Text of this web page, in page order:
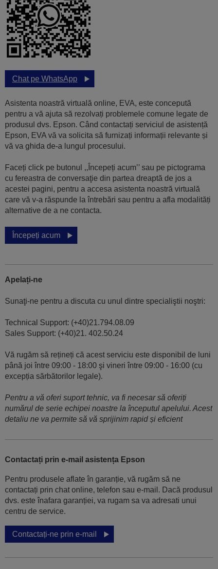
Chat pe WhatsApp
Asistenta noastră virtuală online, EVA, este concepută
pentru a vă ajuta să rezolvați problemele comune legate de
produsul dvs. Epson. Când contactați serviciul de asistență
Epson, EVA vă va solicita să furnizați informații relevante și
vă va ghida de-a lungul procesului.
Faceți click pe butonul ,,Începeți acum’’ sau pe pictograma
cu fereastra de conversaţie din partea dreaptă de jos a
acestei pagini, pentru a accesa asistenta noastră virtuală
care vă v-a răspunde la întrebări sau pentru a afla modalități
alternative de a ne contacta.
Începeți acum
Apelați-ne
Sunaţi-ne pentru a discuta cu unul dintre specialiştii noştri:
Technical Support: (+40)21.794.08.09
Sales Support: (+40)21. 402.50.24
Vă rugăm să rețineți că acest serviciu este disponibil de luni
până joi între 09:00 - 18:00 şi vineri între 09:00 - 16:00 (cu
excepția sărbătorilor legale).
Pentru a vă oferi suport tehnic, va fi necesar să oferiți
numărul de serie echipei noastre la începutul apelului. Acest
detaliu ne va permite să vă sprijinim rapid și eficient
Contactați prin e-mail asistența Epson
Pentru produsele aflate în garanție, vă rugăm să ne
contactați prin chat online, telefon sau e-mail. Dacă produsul
dvs. este înafara garanției, va rugam sa va adresati unui
centru de service.
Contactați-ne prin e-mail